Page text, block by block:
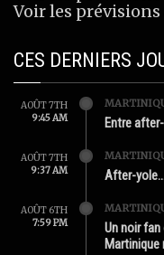
Voir les
CES DERNIERS
AOÛT 7TH
9:45 AM
Entre
AOÛT 7TH
9:37 AM
After-
AOÛT 6TH
7:59 PM
Un noir